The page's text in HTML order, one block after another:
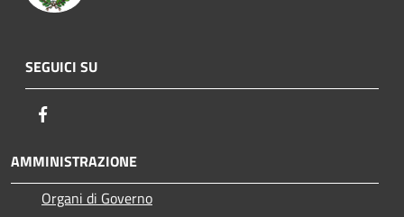
SEGUICI SU
AMMINISTRAZIONE
Organi di Governo